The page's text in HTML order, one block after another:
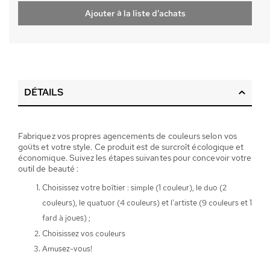
Ajouter à la liste d'achats
DÉTAILS
Fabriquez vos propres agencements de couleurs selon vos
goûts et votre style. Ce produit est de surcroît écologique et
économique. Suivez les étapes suivantes pour concevoir votre
outil de beauté :
Choisissez votre boîtier : simple (1 couleur), le duo (2
couleurs), le quatuor (4 couleurs) et l'artiste (9 couleurs et 1
fard à joues) ;
Choisissez vos couleurs
Amusez-vous!